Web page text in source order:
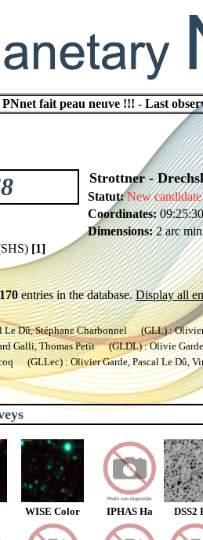
fait peau neuve !!! - Last
Strottner -
Statut: New candidate
Coordinates:
Dimensions:2 arc min
[1]
170entries in the database.Display all
Le Dû, Stéphane Charbonnel (GLL) :
Galli, Thomas Petit (GLDL) : Olivie
(GLLec) : Olivier Garde, Pascal Le Dû,
WISE Color IPHAS Ha DSS2